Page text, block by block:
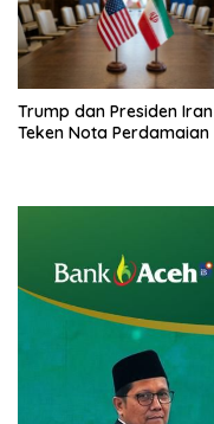
Trump dan Presiden Iran
Teken Nota Perdamaian